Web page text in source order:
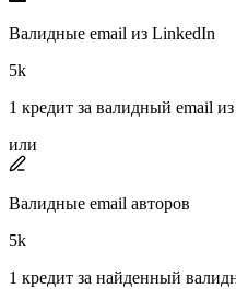
Валидные email из LinkedIn
5k
1 кредит за валидный email
или
Валидные email авторов
5k
1 кредит за найденный